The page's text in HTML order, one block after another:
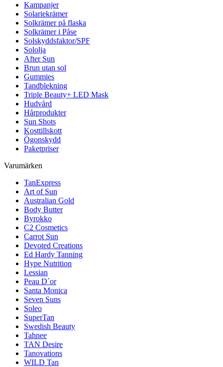
Kampanjer
Solariekrämer
Solkrämer på flaska
Solkrämer i Påse
Solskyddsfaktor/SPF
Sololja
After Sun
Brun utan sol
Gummies
Tandblekning
Triple Beauty+ LED Mask
Hudvård
Hårprodukter
Sun Shots
Kosttillskott
Ögonskydd
Paketpriser
Varumärken
TanExpress
Art of Sun
Australian Gold
Body Butter
Byrokko
C2 Cosmetics
Carrot Sun
Devoted Creations
Ed Hardy Tanning
Hype Nutrition
Lessian
Peau D´or
Santa Monica
Seven Suns
Soleo
SuperTan
Swedish Beauty
Tahnee
TAN Desire
Tanovations
WILD Tan